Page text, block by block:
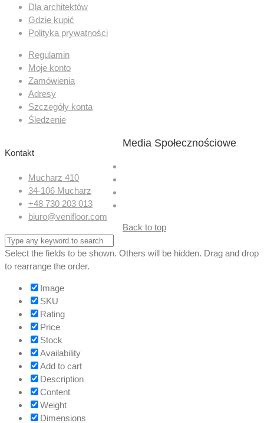
Dla architektów
Gdzie kupić
Polityka prywatności
Regulamin
Moje konto
Zamówienia
Adresy
Szczegóły konta
Śledzenie
Kontakt
Mucharz 410
34-106 Mucharz
+48 730 203 013
biuro@venifloor.com
Media Społecznościowe
Back to top
Select the fields to be shown. Others will be hidden. Drag and drop
to rearrange the order.
Image
SKU
Rating
Price
Stock
Availability
Add to cart
Description
Content
Weight
Dimensions